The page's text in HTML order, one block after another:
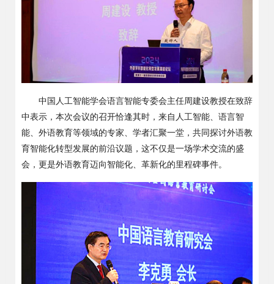
中国人工智能学会语言智能专委会主任周建设教授在致辞
中表示，本次会议的召开恰逢其时，来自人工智能、语言智
能、外语教育等领域的专家、学者汇聚一堂，共同探讨外语教
育智能化转型发展的前沿议题，这不仅是一场学术交流的盛
会，更是外语教育迈向智能化、革新化的里程碑事件。